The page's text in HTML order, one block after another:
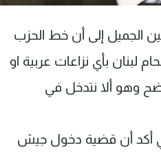
الجميل إلى أن خط الحزب
لبنان بأي نزاعات عربية او
وهو ألا نتدخل في
أكد أن قضية دخول جيش
معنا